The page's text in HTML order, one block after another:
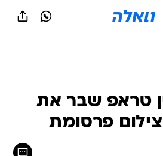
טראפ שבר את
פרסומת